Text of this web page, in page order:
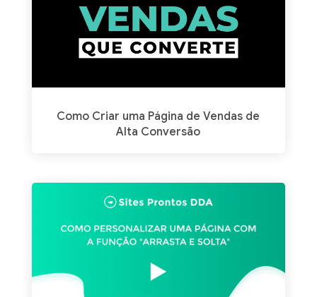
Como Criar uma Página de Vendas de
Alta Conversão